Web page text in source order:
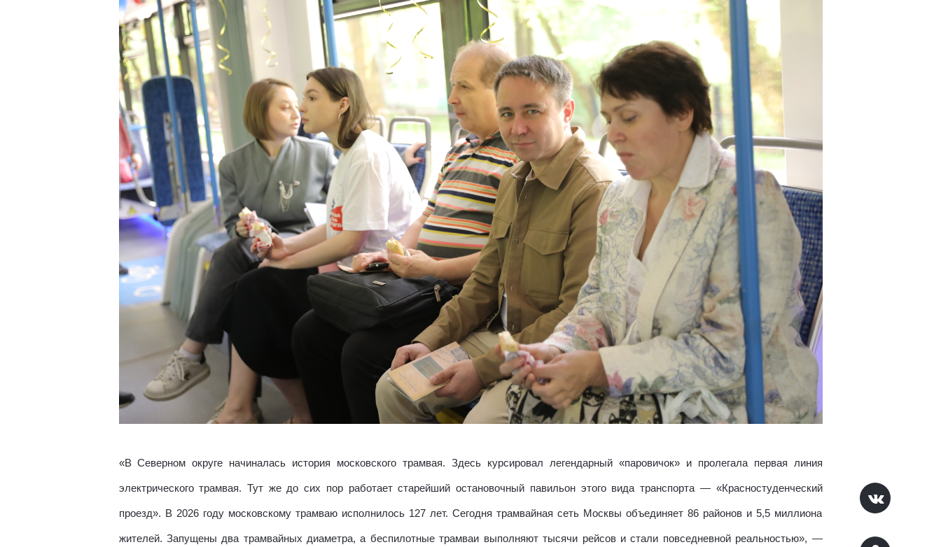
«В Северном округе начиналась история московского трамвая. Здесь курсировал легендарный «паровичок» и пролегала первая линия
электрического трамвая. Тут же до сих пор работает старейший остановочный павильон этого вида транспорта — «Красностуденческий
проезд». В 2026 году московскому трамваю исполнилось 127 лет. Сегодня трамвайная сеть Москвы объединяет 86 районов и 5,5 миллиона
жителей. Запущены два трамвайных диаметра, а беспилотные трамваи выполняют тысячи рейсов и стали повседневной реальностью», —